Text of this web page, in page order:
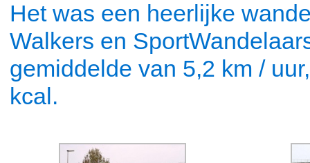
Het was een heerlijke
Walkers en
gemiddelde van 5,2 km /
kcal.